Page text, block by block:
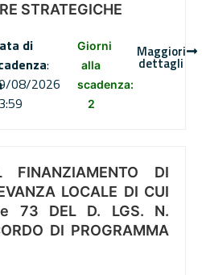
STRATEGICHE
di
:
08/2026
Giorni
alla
scadenza:
2
Maggiori
dettagli
DI
LOCALE DI CUI
73 DEL D. LGS. N.
DI PROGRAMMA